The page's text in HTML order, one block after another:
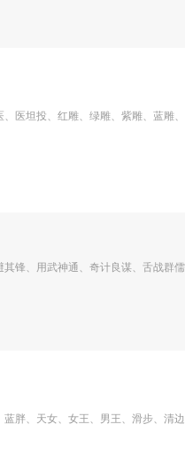
医坦投、红雕、绿雕、紫雕、蓝雕
锋、用武神通、奇计良谋、舌战群
胖、天女、女王、男王、滑步、清